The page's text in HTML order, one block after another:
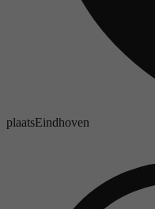
plaatsEindhoven